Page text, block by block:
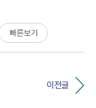
빠른보기
이전글